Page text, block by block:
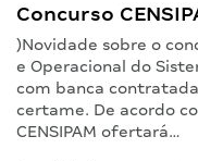
Concurso
)Novidade sobre o
e Operacional do
com banca
certame. De acordo
CENSIPAM ofertará…